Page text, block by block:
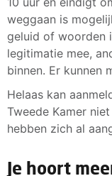
weggaan is
geluid of woorden
legitimatie mee,
binnen. Er kunnen
Helaas kan
Tweede Kamer
hebben zich al
Je hoort